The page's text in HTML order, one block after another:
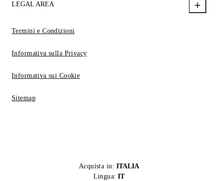
LEGAL AREA
Termini e Condizioni
Informativa sulla Privacy
Informativa sui Cookie
Sitemap
Acquista in: ITALIA
Lingua: IT